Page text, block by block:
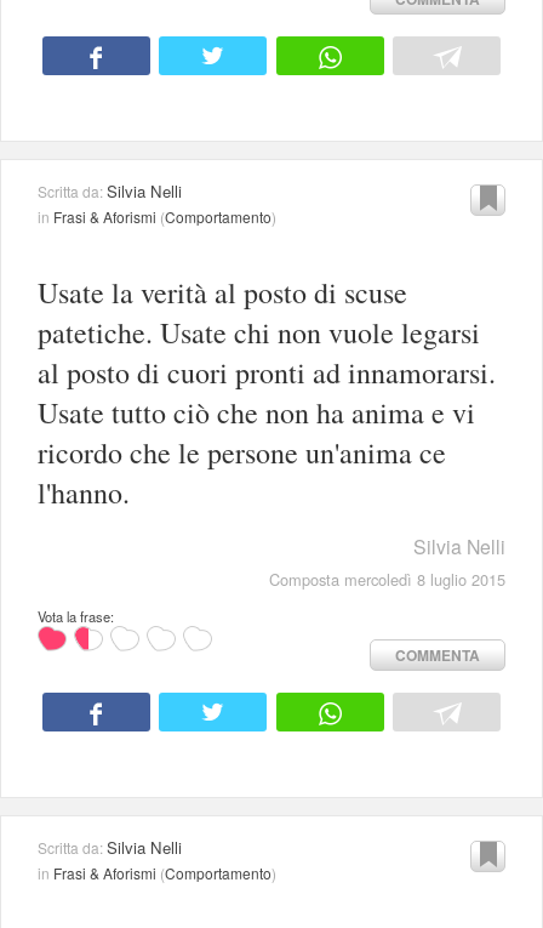
Scritta da:Silvia Nelli
in Frasi & Aforismi (Comportamento)
Usate la verità al posto di scuse
patetiche. Usate chi non vuole legarsi
al posto di cuori pronti ad innamorarsi.
Usate tutto ciò che non ha anima e vi
ricordo che le persone un'anima ce
l'hanno.
Silvia Nelli
Composta mercoledì 8 luglio 2015
Vota la frase:
COMMENTA
Scritta da:Silvia Nelli
in Frasi & Aforismi (Comportamento)